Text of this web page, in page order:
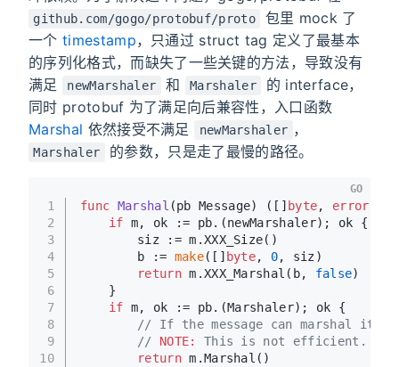
github.com/gogo/protobuf/proto
包里 mock 了
一个 timestamp，只通过 struct tag 定义了最基本
的序列化格式，而缺失了一些关键的方法，导致没有
满足
newMarshaler 和 Marshaler
的 interface，
同时 protobuf 为了满足向后兼容性，入口函数
Marshal 依然接受不满足 newMarshaler ，
Marshaler 的参数，只是走了最慢的路径。
1
2
3
4
5
6
7
8
9
10
func Marshal (pb Message) ([] byte, error
if m, ok := pb.(newMarshaler); ok {
		siz := m.XXX_Size()
		b :=
make([] byte, 0, siz)
return m.XXX_Marshal(b, false)
	}
if m, ok := pb.(Marshaler); ok {
// If the message can marshal
// NOTE:
This is not efficient.
return m.Marshal()
GO